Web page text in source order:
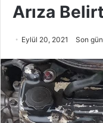
Arıza
Eylül 20, 2021 Son